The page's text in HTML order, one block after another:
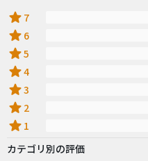
star 7
star 6
star5
star4
star3
star 2
star 1
カテゴリ別の評価